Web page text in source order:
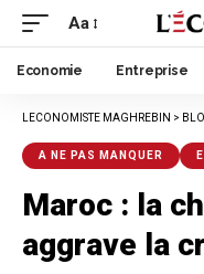
Aa
Economie Entreprise
LECONOMISTE MAGHREBIN >
A NE PAS MANQUER
Maroc : la
aggrave la